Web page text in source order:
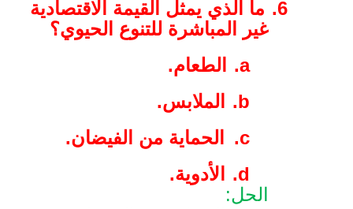
6.
ما الذي يمثل القيمة الاقتصادية
غير المباشرة للتنوع الحيوي؟
a.
الطعام.
b.
الملابس.
c.
الحماية من الفيضان.
d.
الأدوية.
الحل: